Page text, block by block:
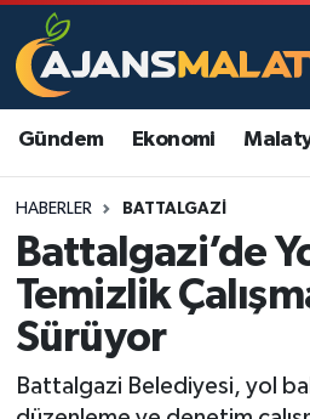
Gündem Ekonomi
HABERLER BATTALGAZI
Battalgazi’de
Temizlik
Sürüyor
Battalgazi Belediyesi, yol
Asayiş
Eğitim
Ekonomi
Gündem
Kadın
Malatya Nöbetçi
Malatya Namaz Vakitleri
Malatya Trafik Yoğunluk
TFF 3.Lig 2.Grup Puan
Tüm Manşetler